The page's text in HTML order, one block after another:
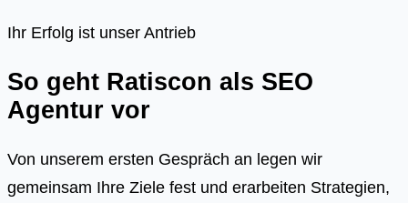
Ihr Erfolg ist unser Antrieb
So geht Ratiscon als SEO
Agentur vor
Von unserem ersten Gespräch an legen wir
gemeinsam Ihre Ziele fest und erarbeiten Strategien,